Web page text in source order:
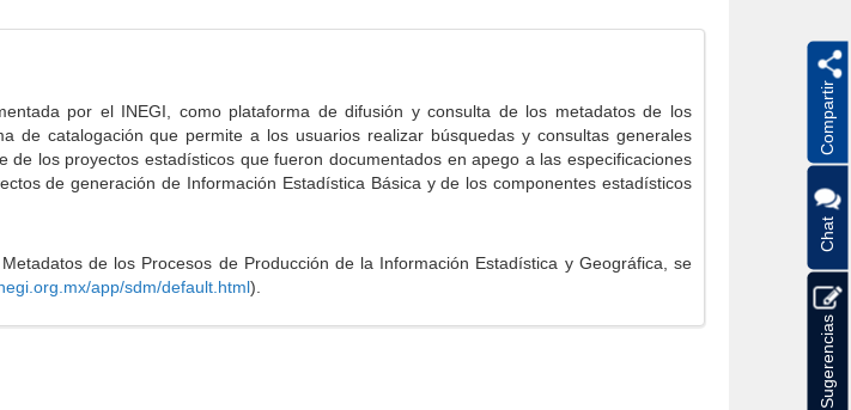
por el INEGI, como plataforma de difusión y consulta de los metadatos de los
de catalogación que permite a los usuarios realizar búsquedas y consultas generales
los proyectos estadísticos que fueron documentados en apego a las especificaciones
de generación de Información Estadística Básica y de los componentes estadísticos
de los Procesos de Producción de la Información Estadística y Geográfica, se
app/sdm/default.html).
Compartir
Chat
Sugerencias